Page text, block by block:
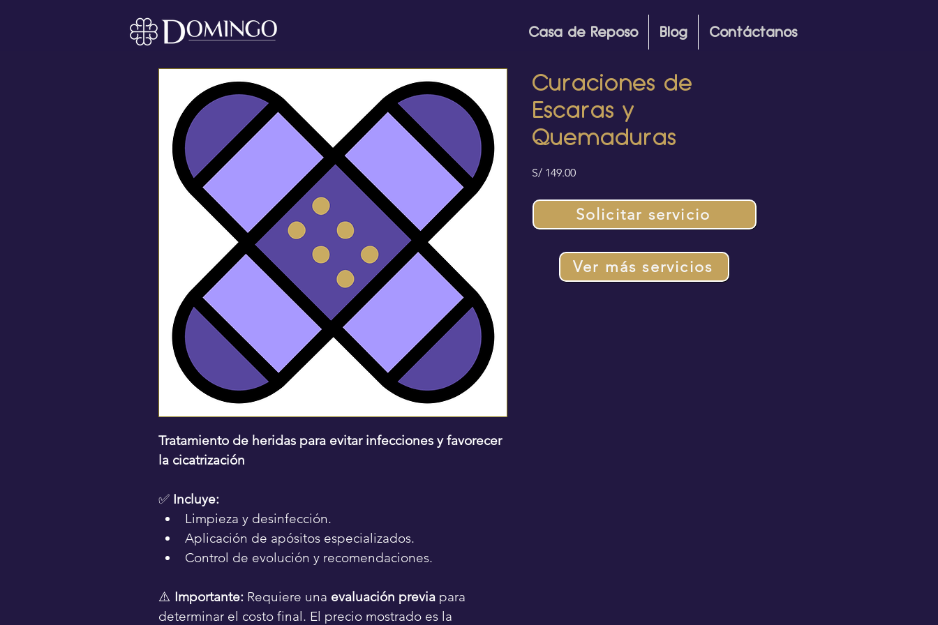
Casa de Reposo Blog Contáctanos
Tratamiento de heridas para evitar infecciones y favorecer
la cicatrización
✅ Incluye:
Limpieza y desinfección.
Aplicación de apósitos especializados.
Control de evolución y recomendaciones.
⚠️ Importante: Requiere una evaluación previa para
determinar el costo final. El precio mostrado es la
Curaciones de
Escaras y
Quemaduras
S/ 149.00Precio
Solicitar servicio
Ver más servicios